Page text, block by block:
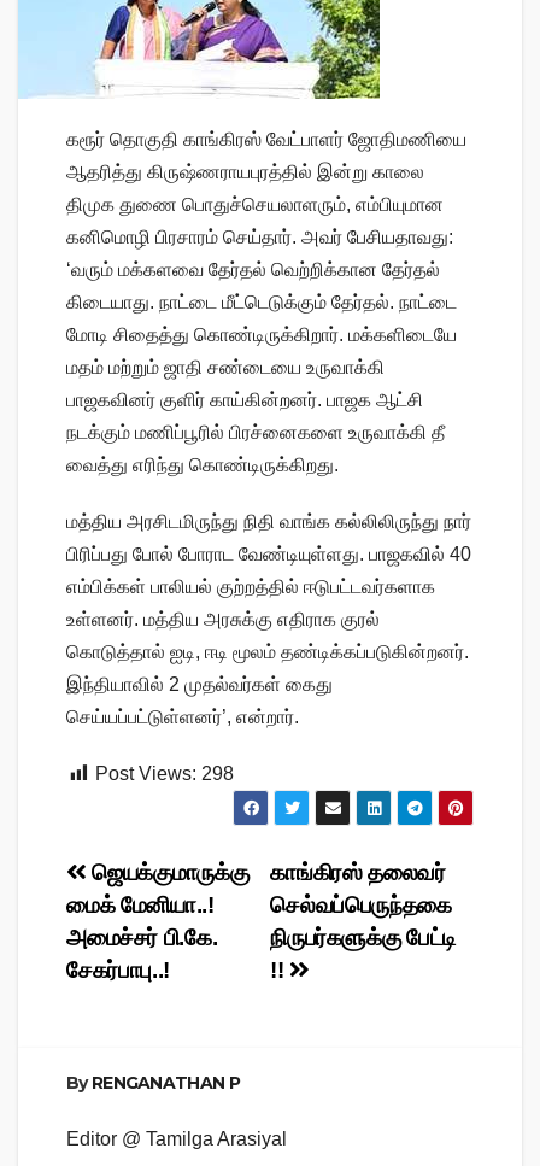
கரூர் தொகுதி காங்கிரஸ் வேட்பாளர் ஜோதிமணியை
ஆதரித்து கிருஷ்ணராயபுரத்தில் இன்று காலை
திமுக துணை பொதுச்செயலாளரும், எம்பியுமான
கனிமொழி பிரசாரம் செய்தார். அவர் பேசியதாவது:
‘வரும் மக்களவை தேர்தல் வெற்றிக்கான தேர்தல்
கிடையாது. நாட்டை மீட்டெடுக்கும் தேர்தல். நாட்டை
மோடி சிதைத்து கொண்டிருக்கிறார். மக்களிடையே
மதம் மற்றும் ஜாதி சண்டையை உருவாக்கி
பாஜகவினர் குளிர் காய்கின்றனர். பாஜக ஆட்சி
நடக்கும் மணிப்பூரில் பிரச்னைகளை உருவாக்கி தீ
வைத்து எரிந்து கொண்டிருக்கிறது.
மத்திய அரசிடமிருந்து நிதி வாங்க கல்லிலிருந்து நார்
பிரிப்பது போல் போராட வேண்டியுள்ளது. பாஜகவில் 40
எம்பிக்கள் பாலியல் குற்றத்தில் ஈடுபட்டவர்களாக
உள்ளனர். மத்திய அரசுக்கு எதிராக குரல்
கொடுத்தால் ஐடி, ஈடி மூலம் தண்டிக்கப்படுகின்றனர்.
இந்தியாவில் 2 முதல்வர்கள் கைது
செய்யப்பட்டுள்ளனர்’, என்றார்.
Post Views: 298
Post
navigation
காங்கிரஸ் தலைவர்
செல்வப்பெருந்தகை
நிருபர்களுக்கு பேட்டி
!!
ஜெயக்குமாருக்கு
மைக் மேனியா..!
அமைச்சர் பி.கே.
சேகர்பாபு..!
ByRENGANATHAN P
Editor @ Tamilga Arasiyal